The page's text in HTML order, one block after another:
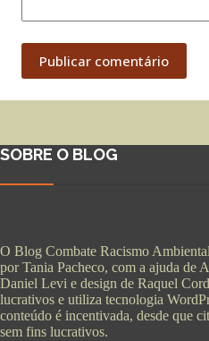
Publicar comentário
SOBRE O BLOG
O Blog Combate Racismo
por Tania Pacheco, com a ajuda de
Daniel Levi e design de Raquel
lucrativos e utiliza tecnologia
conteúdo é incentivada, desde que
sem fins lucrativos.